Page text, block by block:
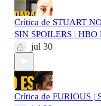
Crítica de STUART
SIN SPOILERS | HBO
jul 30
Crítica de FURIOUS |